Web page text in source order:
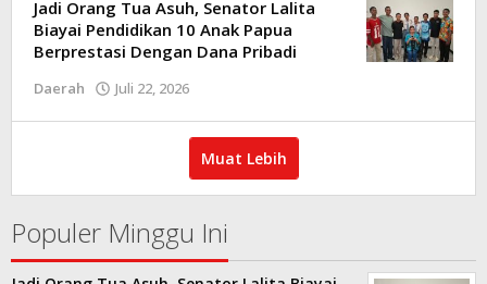
Jadi Orang Tua Asuh, Senator Lalita
Biayai Pendidikan 10 Anak Papua
Berprestasi Dengan Dana Pribadi
Daerah Juli 22, 2026
Muat Lebih
Populer Minggu Ini